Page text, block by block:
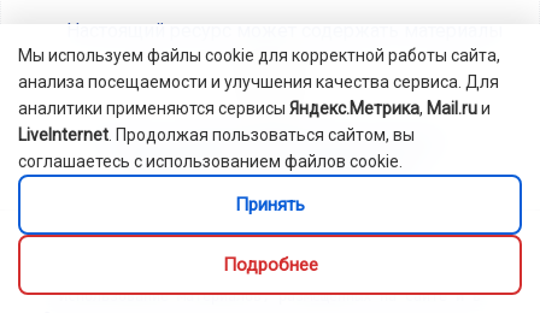
Мы используем файлы cookie для корректной работы сайта,
анализа посещаемости и улучшения качества сервиса. Для
аналитики применяются сервисы Яндекс.Метрика, Mail.ruи
LiveInternet . Продолжая пользоваться сайтом, вы
соглашаетесь с использованием файлов cookie.
Принять
Подробнее
Настоящий ресурс может содержать материалы
Политика обработки персональных данных
Информация о использовании cookie
Свидетельство о регистрации СМИ ЭЛ №ФС 77-77788 выдано
Федеральной службой по надзору в сфере связи,
информационных технологий и массовых коммуникаций.
Использование материалов, размещенных на Сайте и в